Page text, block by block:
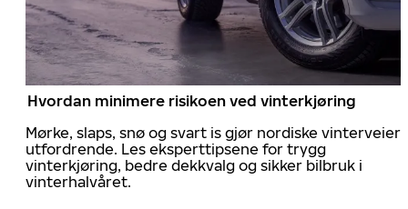
Hvordan minimere risikoen ved vinterkjøring
Mørke, slaps, snø og svart is gjør nordiske vinterveier
utfordrende. Les eksperttipsene for trygg
vinterkjøring, bedre dekkvalg og sikker bilbruk i
vinterhalvåret.